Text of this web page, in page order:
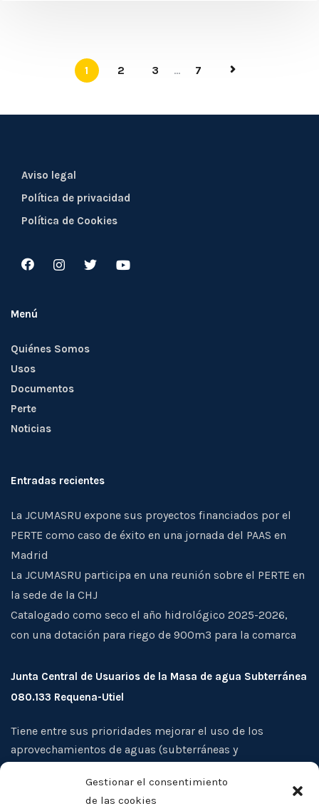
Gestionar el consentimiento
de las cookies
1 2 3 ... 7
Aviso legal
Política de privacidad
Política de Cookies
Menú
Quiénes Somos
Usos
Documentos
Perte
Noticias
Entradas recientes
La JCUMASRU expone sus proyectos financiados por el
PERTE como caso de éxito en una jornada del PAAS en
Madrid
La JCUMASRU participa en una reunión sobre el PERTE en
la sede de la CHJ
Catalogado como seco el año hidrológico 2025-2026,
con una dotación para riego de 900m3 para la comarca
Junta Central de Usuarios de la Masa de agua Subterránea
080.133 Requena-Utiel
Tiene entre sus prioridades mejorar el uso de los
aprovechamientos de aguas (subterráneas y
de su ámbito territorial, así como la protección